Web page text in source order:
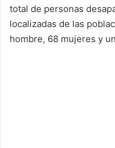
total de personas
localizadas de las
hombre, 68 mujeres y